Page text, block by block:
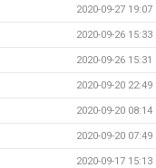
2020-09-27 19:07
2020-09-26 15:33
2020-09-26 15:31
2020-09-20 22:49
2020-09-20 08:14
2020-09-20 07:49
2020-09-17 15:13